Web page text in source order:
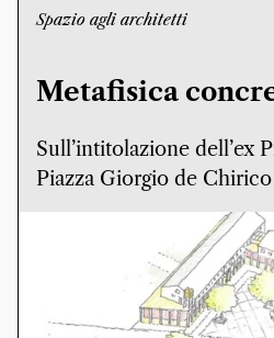
Spazio agli architetti
Metafisica
Sull’intitolazione dell’ex
Piazza Giorgio de Chirico